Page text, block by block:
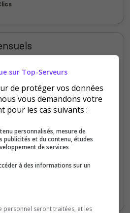
sur Top-Serveurs
de protéger vos données
vous demandons votre
pour les cas suivants :
personnalisés, mesure de
publicités et du contenu, études
de services
à des informations sur un
personnel seront traitées, et les